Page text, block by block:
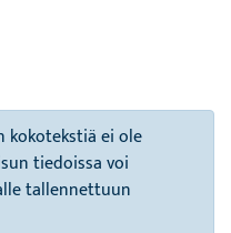
kokotekstiä ei ole
tiedoissa voi
tallennettuun